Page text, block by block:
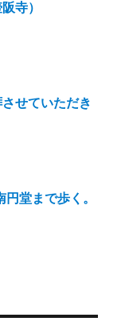
寺）
せていただき
堂まで歩く。